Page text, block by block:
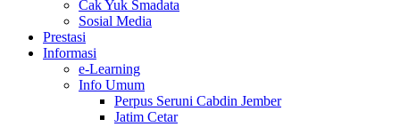
Cak Yuk Smadata
Sosial Media
Prestasi
Informasi
e-Learning
Info Umum
Perpus Seruni Cabdin Jember
Jatim Cetar